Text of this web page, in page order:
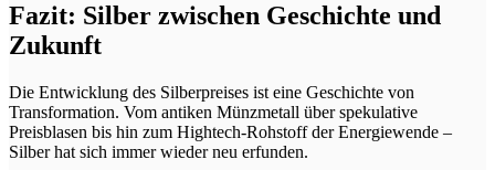
Fazit: Silber zwischen Geschichte und
Zukunft
Die Entwicklung des Silberpreises ist eine Geschichte von
Transformation. Vom antiken Münzmetall über spekulative
Preisblasen bis hin zum Hightech-Rohstoff der Energiewende –
Silber hat sich immer wieder neu erfunden.